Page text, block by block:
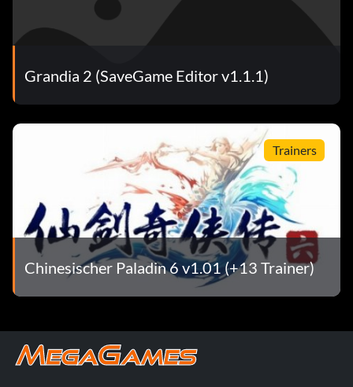
Grandia 2 (SaveGame Editor v1.1.1)
Trainers
Chinesischer Paladin 6 v1.01 (+13 Trainer)